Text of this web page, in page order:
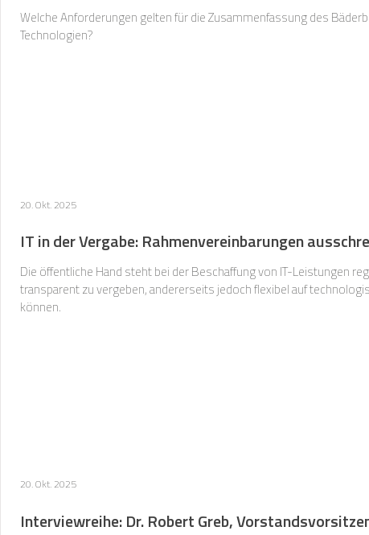
Welche Anforderungen gelten für die Zusammenfassung des
Technologien?
IT in der Vergabe: Rahmenvereinbarungen
Die öffentliche Hand steht bei der Beschaffung von IT-Leistungen
transparent zu vergeben, andererseits jedoch flexibel auf
können.
20. Okt. 2025
Interviewreihe: Dr. Robert Greb,
20. Okt. 2025